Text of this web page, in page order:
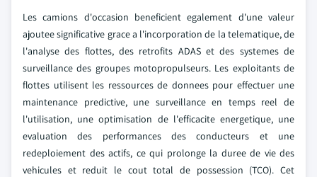
Les camions d'occasion beneficient egalement d'une valeur
ajoutee significative grace a l'incorporation de la telematique, de
l'analyse des flottes, des retrofits ADAS et des systemes de
surveillance des groupes motopropulseurs. Les exploitants de
flottes utilisent les ressources de donnees pour effectuer une
maintenance predictive, une surveillance en temps reel de
l'utilisation, une optimisation de l'efficacite energetique, une
evaluation des performances des conducteurs et une
redeploiement des actifs, ce qui prolonge la duree de vie des
vehicules et reduit le cout total de possession (TCO). Cet